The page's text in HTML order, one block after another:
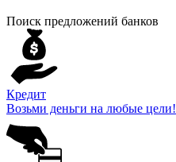
Поиск предложений банков
Кредит
Возьми деньги на любые цели!